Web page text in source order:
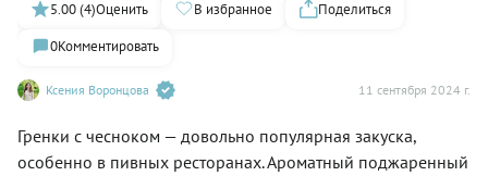
Ксения Воронцова 11 сентября 2024 г.
5.00 (4)Оценить В избранное
Поделиться
0Комментировать
Гренки с чесноком — довольно популярная закуска,
особенно в пивных ресторанах. Ароматный поджаренный